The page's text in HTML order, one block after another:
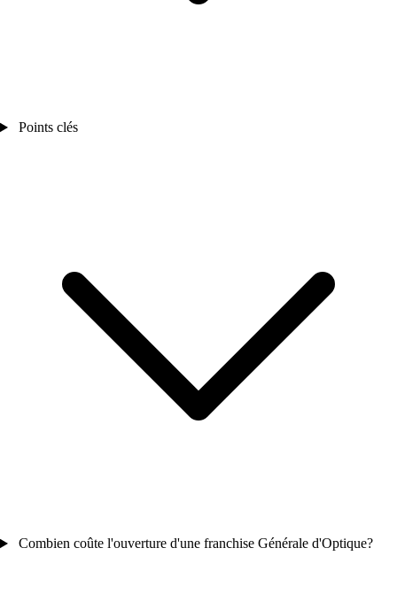
Points clés
Combien coûte l'ouverture d'une franchise Générale d'Optique?